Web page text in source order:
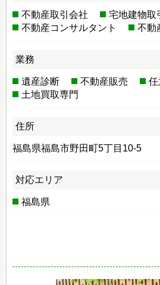
不動産取引会社
宅地建物取
不動産コンサルタント
不動
業務
遺産診断 不動産販売
任
土地買取専門
住所
福島県福島市野田町5丁目10-5
対応エリア
福島県